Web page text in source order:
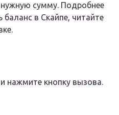
нужную сумму. Подробнее
в Скайпе, читайте
нажмите кнопку вызова.